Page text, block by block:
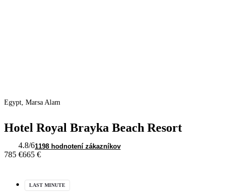
Egypt, Marsa Alam
Hotel Royal Brayka Beach Resort
4.8/61198 hodnotení zákazníkov
785 €665 €
LAST MINUTE